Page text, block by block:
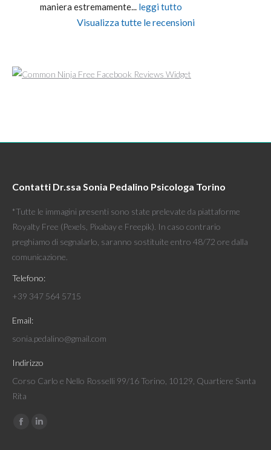
maniera estremamente... leggi tutto
Visualizza tutte le recensioni
Free Facebook Reviews Widget
Contatti Dr.ssa Sonia Pedalino Psicologa Torino
*Tutte le immagini presenti sono state prelevate da piattaforme
Royalty Free (Pexels, Pixabay e Freepik). In caso contrario
preghiamo di segnalarlo, saranno sostituite entro 48/72 ore dalla
comunicazione.
Telefono:
+39 347 564 5715
Email:
sonia.pedalino@gmail.com
Indirizzo
Corso Carlo e Nello Rosselli 99/16 Torino, 10129, Quartiere Santa
Rita
Find us on:
Facebook